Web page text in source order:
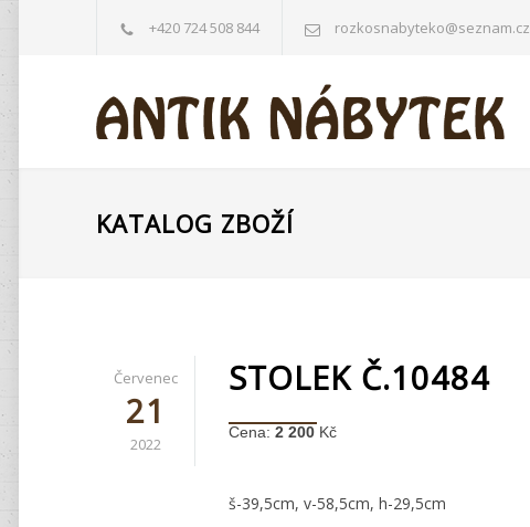
+420 724 508 844 rozkosnabyteko@seznam.cz
KATALOG ZBOŽÍ
Červenec
21
2022
STOLEK Č.10484
Cena: 2 200 Kč
š-39,5cm, v-58,5cm, h-29,5cm